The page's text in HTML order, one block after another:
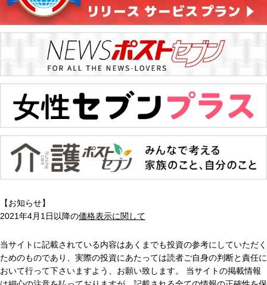
【お知らせ】
2021年4月1日以降の価格表示に関して
当サイトに記載されている内容はあくまでも投資の参考にしていただく
ためのものであり、実際の投資にあたっては読者ご自身の判断と責任に
おいて行って下さいますよう、お願い致します。 当サイトの掲載情報